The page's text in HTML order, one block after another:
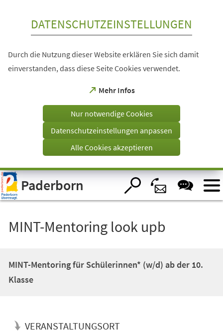
Visuelle
Assistenzsoftware
öffnen.
DATENSCHUTZEINSTELLUNGEN
Durch die Nutzung dieser Website erklären Sie sich damit
einverstanden, dass diese Seite Cookies verwendet.
Mehr Infos
(Öffnet
einem
Tab)
Nur notwendige Cookies
Datenschutzeinstellungen anpassen
Alle Cookies akzeptieren
Paderborn
MINT-Mentoring look upb
MINT-Mentoring für Schülerinnen* (w/d) ab der 10.
Klasse
VERANSTALTUNGSORT